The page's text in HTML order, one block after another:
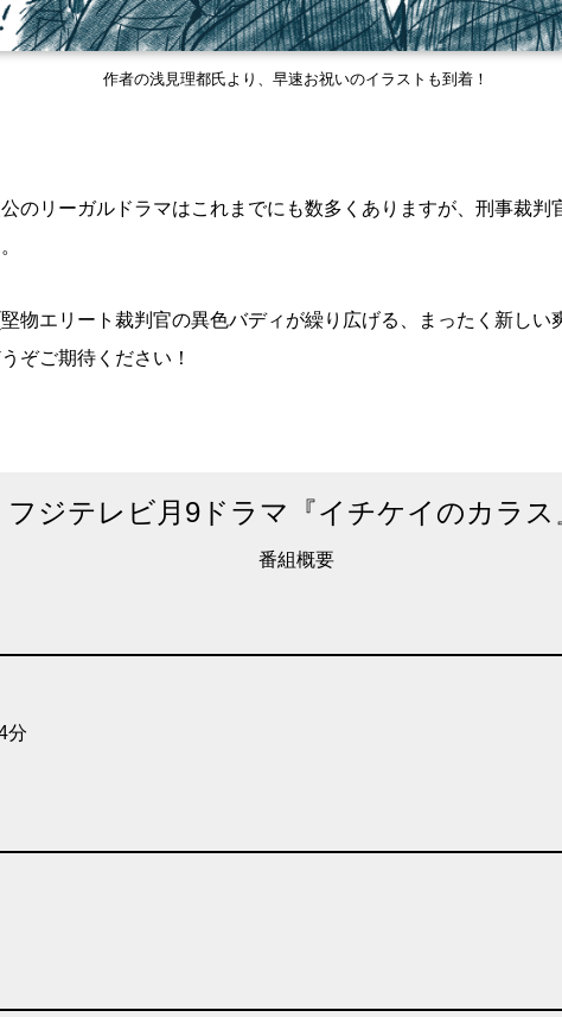
作者の浅見理都氏より、早速お祝いのイラストも到着！
のリーガルドラマはこれまでにも数多くありますが、刑事裁判
物エリート裁判官の異色バディが繰り広げる、まったく新しい
ぞご期待ください！
フジテレビ月9ドラマ 『イチケイのカラス
番組概要
分